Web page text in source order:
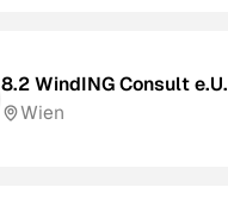
8.2 WindING Consult e.U.
Wien